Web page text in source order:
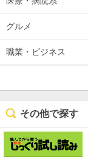
グルメ
職業・ビジネス
その他で探す